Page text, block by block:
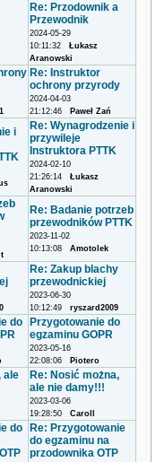
Re: Przodownik a
Przewodnik
2024-05-29
10:11:32 Łukasz
Aranowski
Re: Instruktor
ochrony przyrody
2024-04-03
21:12:46
Paweł Zań
i
Re: Wynagrodzenie i
przywileje
Instruktora PTTK
2024-02-10
21:26:14 Łukasz
Aranowski
Re: Badanie potrzeb
przewodników PTTK
2023-11-02
10:13:08 Amotolek
Re: Zakup blachy
przewodnickiej
2023-06-30
10:12:49 ryszard2009
do
Przygotowanie do
egzaminu GOPR
2023-05-16
22:08:06
Piotero
ale
Re: Nosić można,
ale nie damy!!!
2023-03-06
19:28:50 Caroll
do
Re: Przygotowanie
do egzaminu na
przodownika OTP